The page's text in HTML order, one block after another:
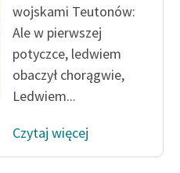
wojskami Teutonów:
Ale w pierwszej
potyczce, ledwiem
obaczył chorągwie,
Ledwiem...
Czytaj więcej